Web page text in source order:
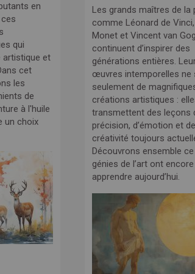
en
qui
artistique et
cet
les
de
à l'huile
un choix
Les grands maîtres de la
comme Léonard de
Monet et Vincent van
continuent d’inspirer des
générations entières.
œuvres intemporelles ne
seulement de
créations artistiques :
transmettent des leçons
précision, d’émotion et de
créativité toujours
Découvrons ensemble
génies de l’art ont
apprendre aujourd’hui.